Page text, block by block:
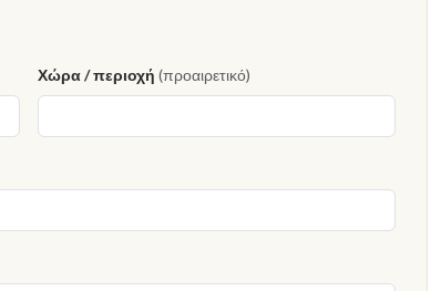
Χώρα / περιοχή (προαιρετικό)